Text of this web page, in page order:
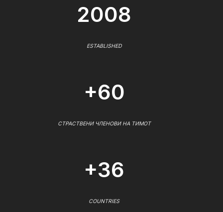
2008
ESTABLISHED
+60
СТРАСТВЕНИ ЧЛЕНОВИ НА ТИМОТ
+36
COUNTRIES